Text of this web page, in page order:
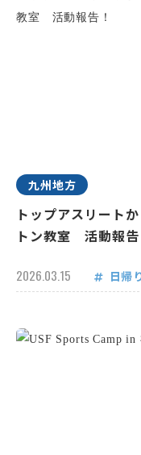
九州地方
トップアスリート
トン教室 活動報告
2026.03.15 日帰